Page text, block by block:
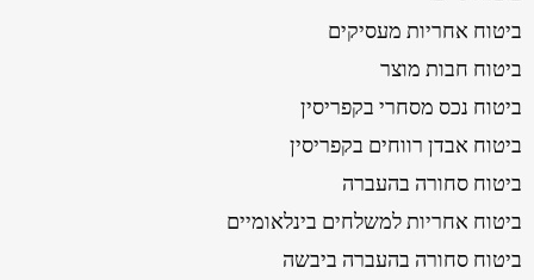
ביטוח אחריות מעסיקים
ביטוח חבות מוצר
ביטוח נכס מסחרי בקפריסין
ביטוח אבדן רווחים בקפריסין
ביטוח סחורה בהעברה
ביטוח אחריות למשלחים בינלאומיים
ביטוח סחורה בהעברה ביבשה